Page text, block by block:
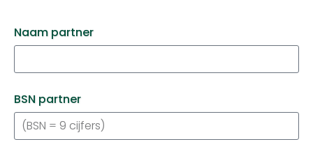
Naam partner
BSN partner